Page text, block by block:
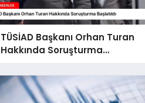
TÜSİAD Başkanı Orhan Turan
Hakkında Soruşturma
Başlatıldı